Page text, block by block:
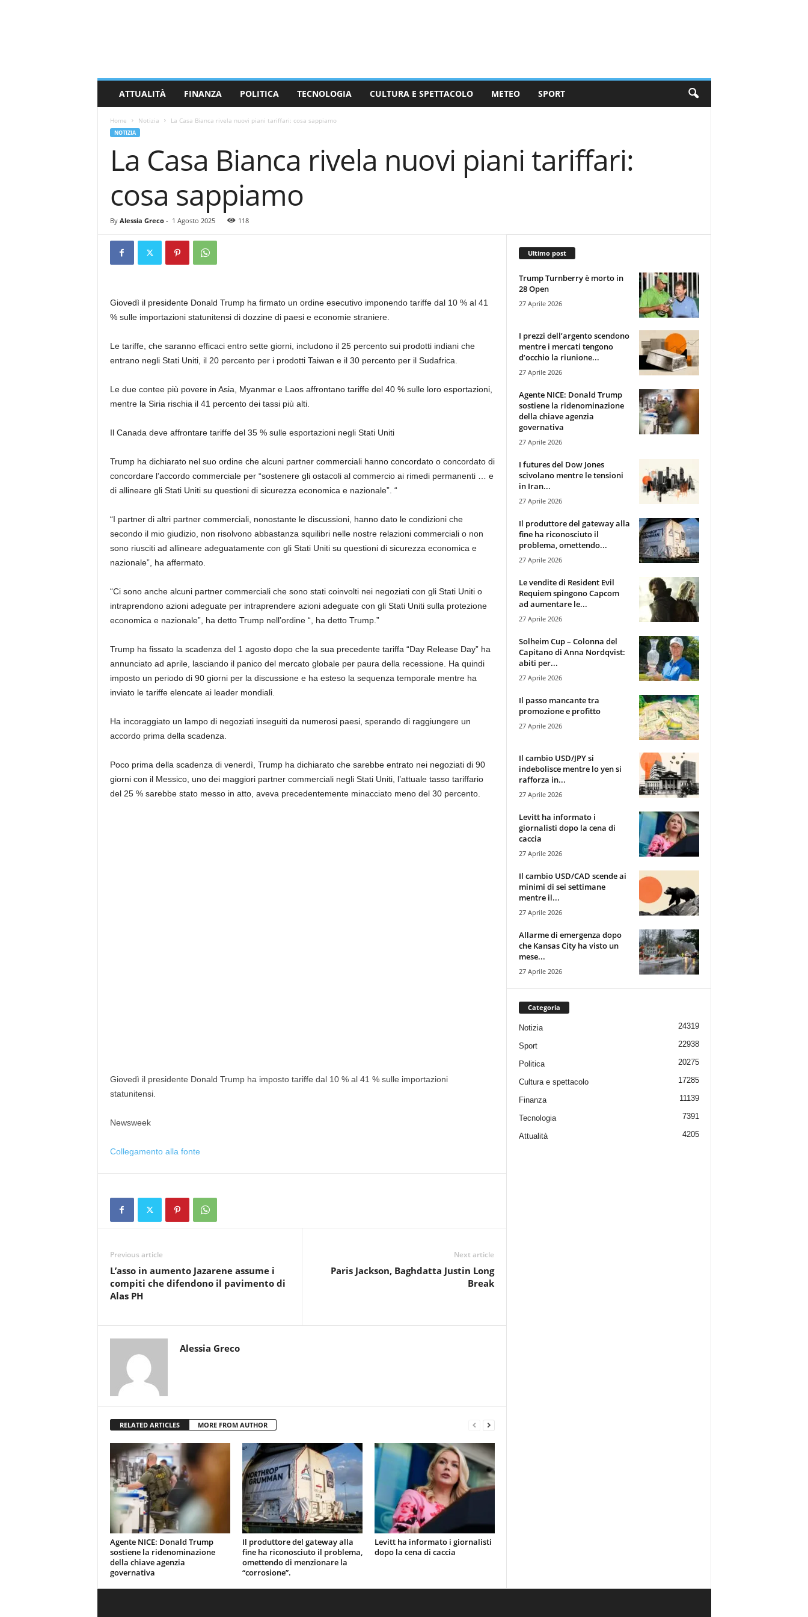
ATTUALITÀ FINANZA POLITICA TECNOLOGIA CULTURA E SPETTACOLO METEO SPORT
Home Notizia La Casa Bianca rivela nuovi piani tariffari: cosa sappiamo
NOTIZIA
La Casa Bianca rivela nuovi piani tariffari:
cosa sappiamo
By Alessia Greco- 1 Agosto 2025 118
Giovedì il presidente Donald Trump ha firmato un ordine esecutivo imponendo tariffe dal 10 % al 41
% sulle importazioni statunitensi di dozzine di paesi e economie straniere.
Le tariffe, che saranno efficaci entro sette giorni, includono il 25 percento sui prodotti indiani che
entrano negli Stati Uniti, il 20 percento per i prodotti Taiwan e il 30 percento per il Sudafrica.
Le due contee più povere in Asia, Myanmar e Laos affrontano tariffe del 40 % sulle loro esportazioni,
mentre la Siria rischia il 41 percento dei tassi più alti.
Il Canada deve affrontare tariffe del 35 % sulle esportazioni negli Stati Uniti
Trump ha dichiarato nel suo ordine che alcuni partner commerciali hanno concordato o concordato di
concordare l’accordo commerciale per “sostenere gli ostacoli al commercio ai rimedi permanenti … e
di allineare gli Stati Uniti su questioni di sicurezza economica e nazionale”. “
“I partner di altri partner commerciali, nonostante le discussioni, hanno dato le condizioni che
secondo il mio giudizio, non risolvono abbastanza squilibri nelle nostre relazioni commerciali o non
sono riusciti ad allineare adeguatamente con gli Stati Uniti su questioni di sicurezza economica e
nazionale”, ha affermato.
“Ci sono anche alcuni partner commerciali che sono stati coinvolti nei negoziati con gli Stati Uniti o
intraprendono azioni adeguate per intraprendere azioni adeguate con gli Stati Uniti sulla protezione
economica e nazionale”, ha detto Trump nell’ordine “, ha detto Trump.”
Trump ha fissato la scadenza del 1 agosto dopo che la sua precedente tariffa “Day Release Day” ha
annunciato ad aprile, lasciando il panico del mercato globale per paura della recessione. Ha quindi
imposto un periodo di 90 giorni per la discussione e ha esteso la sequenza temporale mentre ha
inviato le tariffe elencate ai leader mondiali.
Ha incoraggiato un lampo di negoziati inseguiti da numerosi paesi, sperando di raggiungere un
accordo prima della scadenza.
Poco prima della scadenza di venerdì, Trump ha dichiarato che sarebbe entrato nei negoziati di 90
giorni con il Messico, uno dei maggiori partner commerciali negli Stati Uniti, l’attuale tasso tariffario
del 25 % sarebbe stato messo in atto, aveva precedentemente minacciato meno del 30 percento.
Giovedì il presidente Donald Trump ha imposto tariffe dal 10 % al 41 % sulle importazioni
statunitensi.
Newsweek
Collegamento alla fonte
Previous article
L’asso in aumento Jazarene assume i
compiti che difendono il pavimento di
Alas PH
Next article
Paris Jackson, Baghdatta Justin Long
Break
Alessia Greco
RELATED ARTICLES MORE FROM AUTHOR
Agente NICE: Donald Trump
sostiene la ridenominazione
della chiave agenzia
governativa
Il produttore del gateway alla
fine ha riconosciuto il problema,
omettendo di menzionare la
“corrosione”.
Levitt ha informato i giornalisti
dopo la cena di caccia
Ultimo post
Trump Turnberry è morto in
28 Open
27 Aprile 2026
I prezzi dell’argento scendono
mentre i mercati tengono
d’occhio la riunione...
27 Aprile 2026
Agente NICE: Donald Trump
sostiene la ridenominazione
della chiave agenzia
governativa
27 Aprile 2026
I futures del Dow Jones
scivolano mentre le tensioni
in Iran...
27 Aprile 2026
Il produttore del gateway alla
fine ha riconosciuto il
problema, omettendo...
27 Aprile 2026
Le vendite di Resident Evil
Requiem spingono Capcom
ad aumentare le...
27 Aprile 2026
Solheim Cup – Colonna del
Capitano di Anna Nordqvist:
abiti per...
27 Aprile 2026
Il passo mancante tra
promozione e profitto
27 Aprile 2026
Il cambio USD/JPY si
indebolisce mentre lo yen si
rafforza in...
27 Aprile 2026
Levitt ha informato i
giornalisti dopo la cena di
caccia
27 Aprile 2026
Il cambio USD/CAD scende ai
minimi di sei settimane
mentre il...
27 Aprile 2026
Allarme di emergenza dopo
che Kansas City ha visto un
mese...
27 Aprile 2026
Categoria
Notizia 24319
Sport 22938
Politica 20275
Cultura e spettacolo 17285
Finanza 11139
Tecnologia 7391
Attualità 4205